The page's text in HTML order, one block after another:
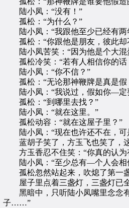
陆小凤：“没有！”
孤松：“为什么？”
陆小凤：“我跟他至少已经有两
孤松：“你跟他是朋友，彼此却
陆小凤苦笑：“因为他是个大混
孤松冷笑：“若有人相信你的话
陆小凤：“你不信？”
孤松：“无论那神鞭牌是真是假
陆小凤：“我说过，假如你—定
孤松：“到哪里去找？”
陆小凤：“就在这里。”
孤松动容：“就在这屋子里？”
陆小凤：“现在也许还不在，可
蓝胡子笑了，方玉飞也笑了，这
方玉香忍不住笑：“你真的认为
陆小凤：“至少总有—个人会相
孤松忽然站起来，吹熄了第一
屋子里点着三盏灯，三盏灯已全
黑暗中，只听陆小凤嘴里念念有
子……”